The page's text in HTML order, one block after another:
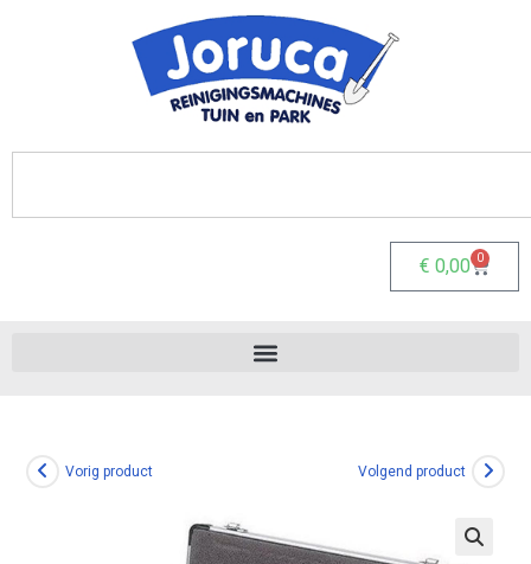
€ 0,00 0
Vorig product Volgend product